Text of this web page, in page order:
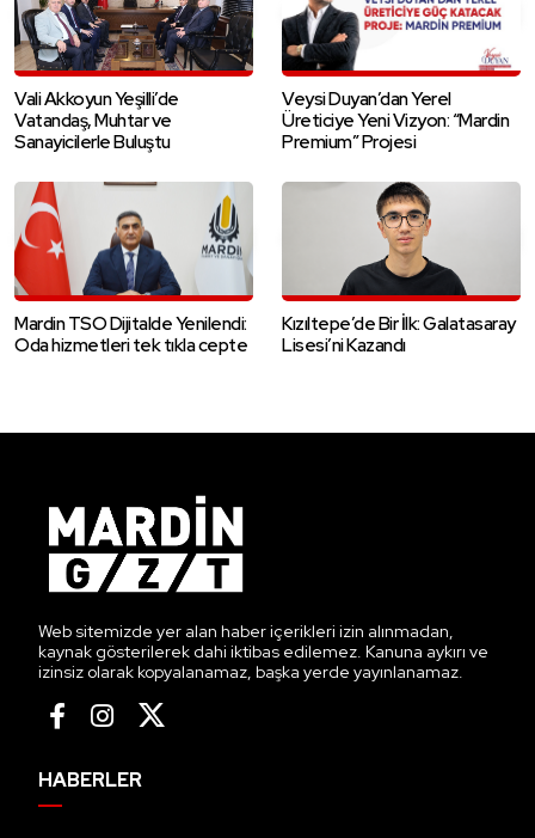
Vali Akkoyun Yeşilli’de
Vatandaş, Muhtar ve
Sanayicilerle Buluştu
Veysi Duyan’dan Yerel
Üreticiye Yeni Vizyon: “Mardin
Premium” Projesi
Mardin TSO Dijitalde Yenilendi:
Oda hizmetleri tek tıkla cepte
Kızıltepe’de Bir İlk: Galatasaray
Lisesi’ni Kazandı
Web sitemizde yer alan haber içerikleri izin alınmadan,
kaynak gösterilerek dahi iktibas edilemez. Kanuna aykırı ve
izinsiz olarak kopyalanamaz, başka yerde yayınlanamaz.
HABERLER